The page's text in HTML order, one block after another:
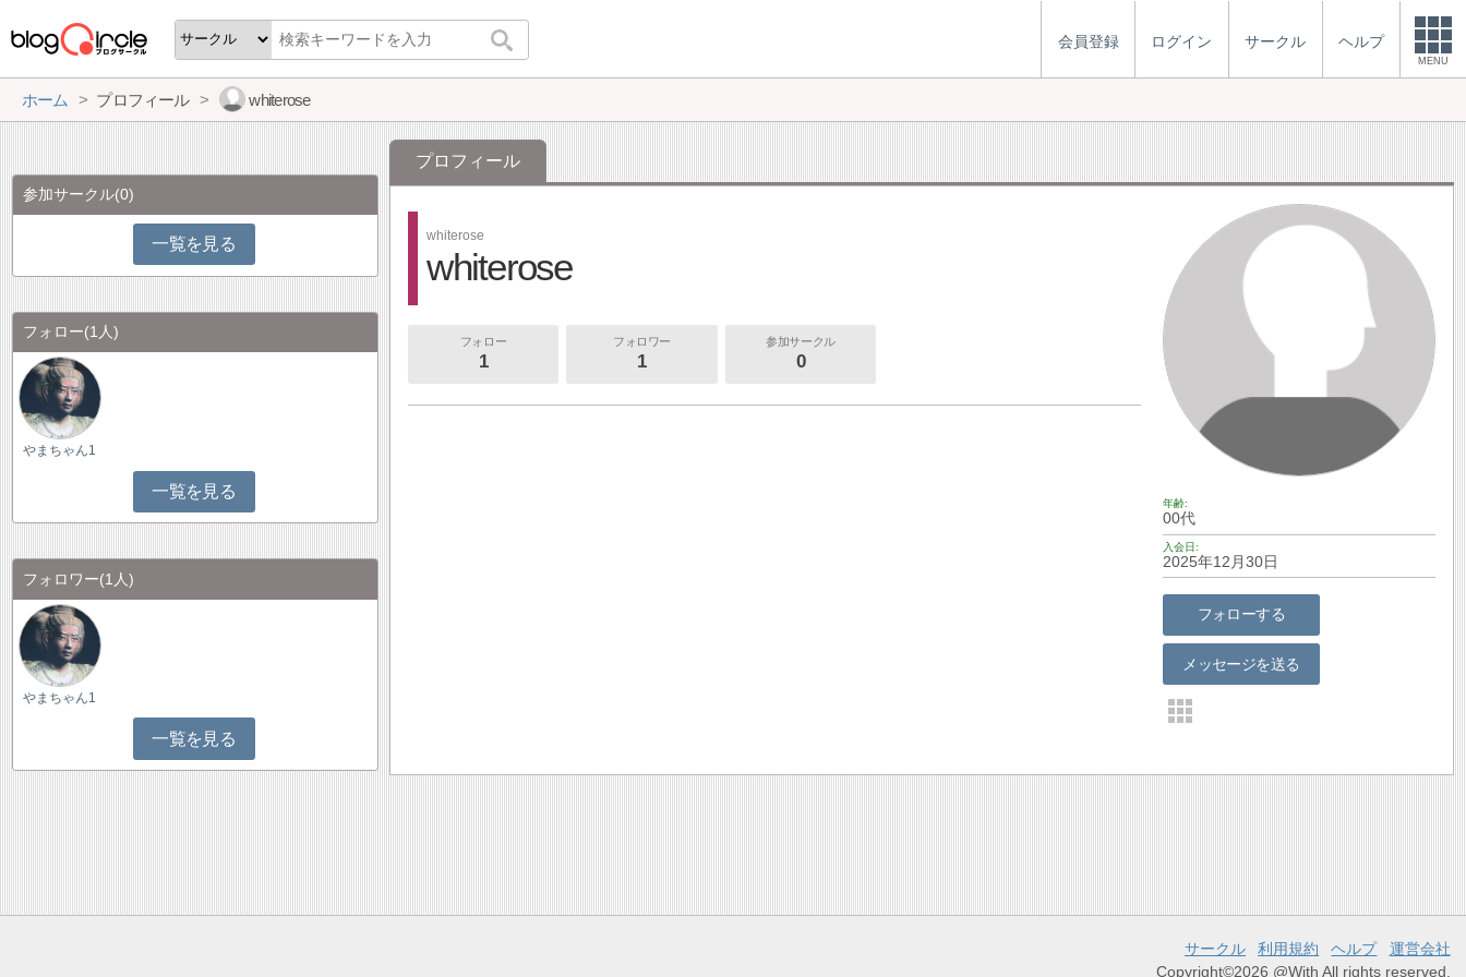
会員登録 ログイン サークル ヘルプ
MENU
ホーム プロフィール whiterose
プロフィール
whiterose
whiterose
フォロー
1
フォロワー
1
参加サークル
0
年齢
00代
入会日
2025年12月30日
フォローする
メッセージを送る
参加サークル(0)
一覧を見る
フォロー(1人)
やまちゃん1
一覧を見る
フォロワー(1人)
やまちゃん1
一覧を見る
サークル 利用規約 ヘルプ
運営会社
Copyright©2026 @With All rights reserved.